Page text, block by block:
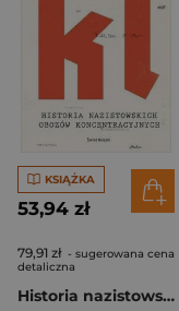
KSIĄŻKA
53,94 zł
79,91 zł - sugerowana cena
detaliczna
Historia nazistowskich obozów koncentracyjnych